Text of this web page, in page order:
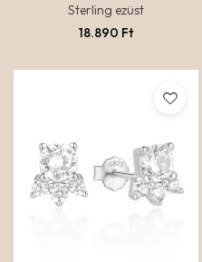
Sterling ezüst
18.890 Ft